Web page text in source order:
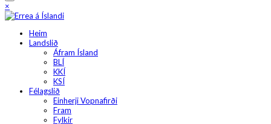
×
Heim
Landslið
Áfram Ísland
BLÍ
KKÍ
KSÍ
Félagslið
Einherji Vopnafirði
Fram
Fylkir